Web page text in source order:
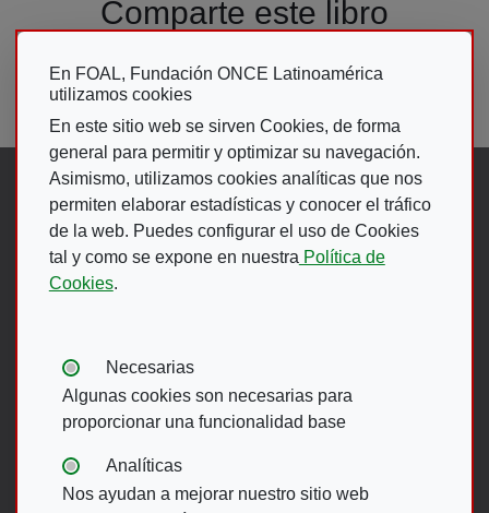
En FOAL, Fundación ONCE Latinoamérica
utilizamos cookies
En este sitio web se sirven Cookies, de forma
general para permitir y optimizar su navegación.
Asimismo, utilizamos cookies analíticas que nos
permiten elaborar estadísticas y conocer el tráfico
de la web. Puedes configurar el uso de Cookies
tal y como se expone en nuestra Política de
Cookies.
Tipos de cookies:
Necesarias
Algunas cookies son necesarias para
proporcionar una funcionalidad base
Analíticas
Nos ayudan a mejorar nuestro sitio web
Comparte este libro
Síguenos en:
Abre en ventana nueva. Ir a
Abre en ventana nueva. Ir
(Abre en nueva ventana)
Abre en ventana
(Abre en nueva
Abre en ventana
(Abre en nueva
Menú del pie
ACCESIBILIDAD AVISO LEGAL